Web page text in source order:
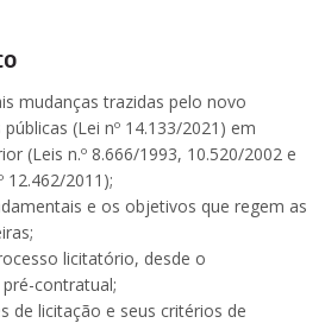
mudanças trazidas pelo novo
(Lei nº 14.133/2021) em
(Leis n.º 8.666/1993, 10.520/2002 e
12.462/2011);
e os objetivos que regem as
licitatório, desde o
contratual;
de licitação e seus critérios de